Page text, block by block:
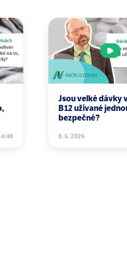
Y, Kuroda E, Yamashita U.
1999 Jan;21(1):59-70.
PJ, Magee PJ, Gill CI, Nitecki
4:48
Jsou velké dávky
B12 užívané
bezpečné?
8. 6. 2026